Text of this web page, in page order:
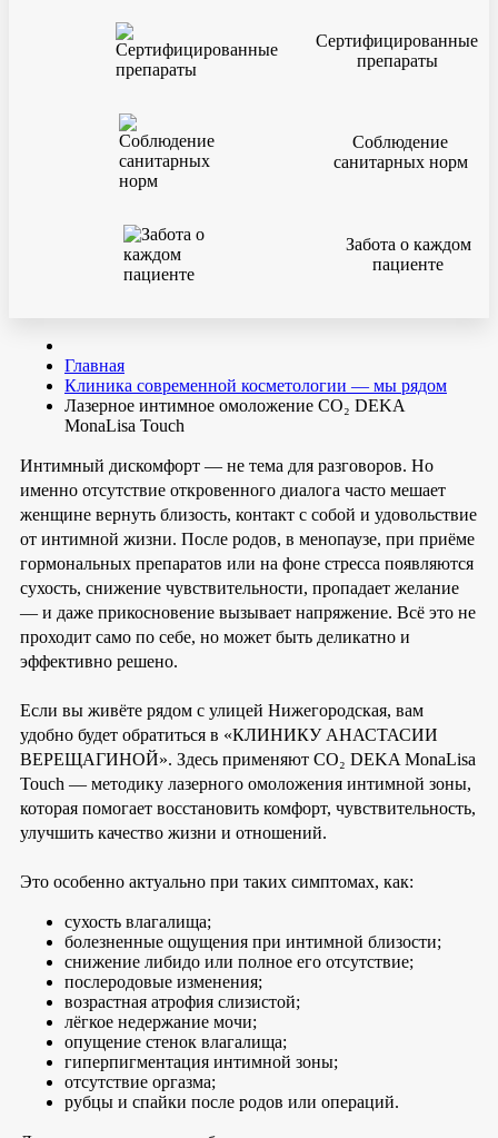
Сертифицированные
препараты
Соблюдение
санитарных норм
Забота о каждом
пациенте
Главная
Клиника современной косметологии — мы рядом
Лазерное интимное омоложение CO₂ DEKA
MonaLisa Touch
Интимный дискомфорт — не тема для разговоров. Но
именно отсутствие откровенного диалога часто мешает
женщине вернуть близость, контакт с собой и удовольствие
от интимной жизни. После родов, в менопаузе, при приёме
гормональных препаратов или на фоне стресса появляются
сухость, снижение чувствительности, пропадает желание
— и даже прикосновение вызывает напряжение. Всё это не
проходит само по себе, но может быть деликатно и
эффективно решено.
Если вы живёте рядом с улицей Нижегородская, вам
удобно будет обратиться в «КЛИНИКУ АНАСТАСИИ
ВЕРЕЩАГИНОЙ». Здесь применяют CO₂ DEKA MonaLisa
Touch — методику лазерного омоложения интимной зоны,
которая помогает восстановить комфорт, чувствительность,
улучшить качество жизни и отношений.
Это особенно актуально при таких симптомах, как:
сухость влагалища;
болезненные ощущения при интимной близости;
снижение либидо или полное его отсутствие;
послеродовые изменения;
возрастная атрофия слизистой;
лёгкое недержание мочи;
опущение стенок влагалища;
гиперпигментация интимной зоны;
отсутствие оргазма;
рубцы и спайки после родов или операций.